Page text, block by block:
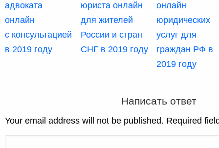
адвоката
онлайн
с консультацией
в 2019 году
юриста онлайн
для жителей
России и стран
СНГ в 2019 году
онлайн
юридических
услуг для
граждан РФ в
2019 году
Написать ответ
Your email address will not be published. Required